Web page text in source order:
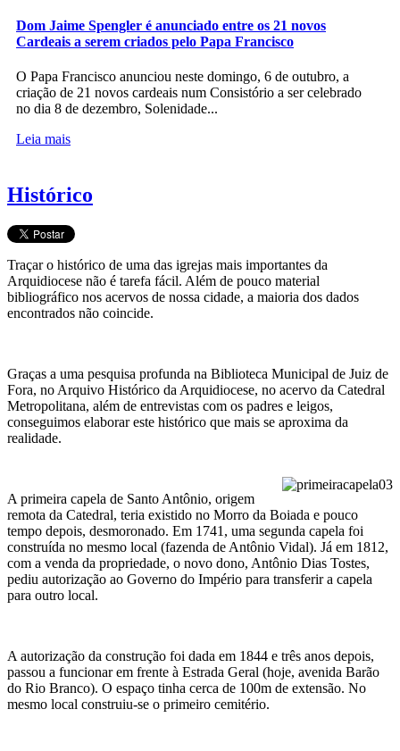
Dom Jaime Spengler é anunciado entre os 21 novos
Cardeais a serem criados pelo Papa Francisco
O Papa Francisco anunciou neste domingo, 6 de outubro, a
criação de 21 novos cardeais num Consistório a ser celebrado
no dia 8 de dezembro, Solenidade...
Leia mais
Histórico
Traçar o histórico de uma das igrejas mais importantes da
Arquidiocese não é tarefa fácil. Além de pouco material
bibliográfico nos acervos de nossa cidade, a maioria dos dados
encontrados não coincide.
Graças a uma pesquisa profunda na Biblioteca Municipal de Juiz de
Fora, no Arquivo Histórico da Arquidiocese, no acervo da Catedral
Metropolitana, além de entrevistas com os padres e leigos,
conseguimos elaborar este histórico que mais se aproxima da
realidade.
A primeira capela de Santo Antônio, origem
remota da Catedral, teria existido no Morro da Boiada e pouco
tempo depois, desmoronado. Em 1741, uma segunda capela foi
construída no mesmo local (fazenda de Antônio Vidal). Já em 1812,
com a venda da propriedade, o novo dono, Antônio Dias Tostes,
pediu autorização ao Governo do Império para transferir a capela
para outro local.
A autorização da construção foi dada em 1844 e três anos depois,
passou a funcionar em frente à Estrada Geral (hoje, avenida Barão
do Rio Branco). O espaço tinha cerca de 100m de extensão. No
mesmo local construiu-se o primeiro cemitério.